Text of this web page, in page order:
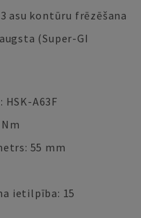
asu kontūru frēzēšana
(Super-GI
A63F
55 mm
ietilpība: 15